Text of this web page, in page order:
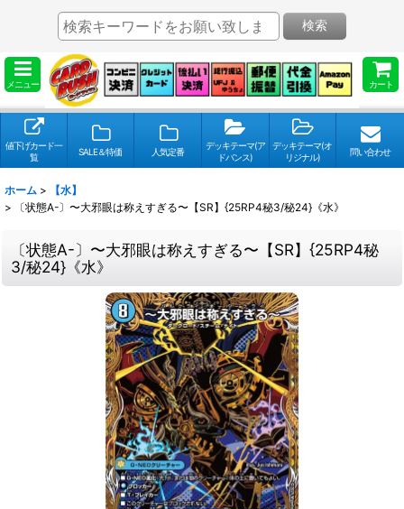
メニュー カート
検索
値下げカード一
覧
SALE＆特価 人気定番
デッキテーマ(ア
ドバンス)
デッキテーマ(オ
リジナル)
問い合わせ
ホーム >
【水】
>
〔状態A-〕〜大邪眼は称えすぎる〜【SR】{25RP4秘3/秘24}《水》
〔状態A-〕〜大邪眼は称えすぎる〜【SR】{25RP4秘
3/秘24}《水》